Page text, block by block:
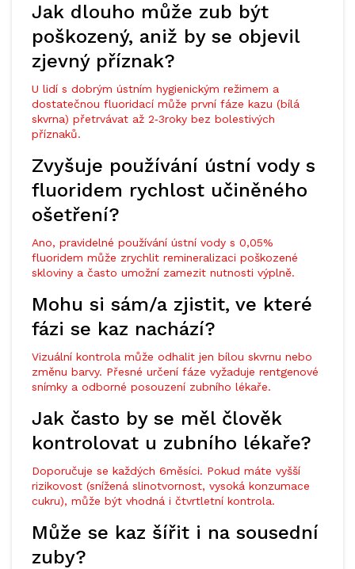
Jak dlouho může zub být
poškozený, aniž by se objevil
zjevný příznak?
U lidí s dobrým ústním hygienickým režimem a
dostatečnou fluoridací může první fáze kazu (bílá
skvrna) přetrvávat až 2‑3roky bez bolestivých
příznaků.
Zvyšuje používání ústní vody s
fluoridem rychlost učiněného
ošetření?
Ano, pravidelné používání ústní vody s 0,05%
fluoridem může zrychlit remineralizaci poškozené
skloviny a často umožní zamezit nutnosti výplně.
Mohu si sám/a zjistit, ve které
fázi se kaz nachází?
Vizuální kontrola může odhalit jen bílou skvrnu nebo
změnu barvy. Přesné určení fáze vyžaduje rentgenové
snímky a odborné posouzení zubního lékaře.
Jak často by se měl člověk
kontrolovat u zubního lékaře?
Doporučuje se každých 6měsíci. Pokud máte vyšší
rizikovost (snížená slinotvornost, vysoká konzumace
cukru), může být vhodná i čtvrtletní kontrola.
Může se kaz šířit i na sousední
zuby?